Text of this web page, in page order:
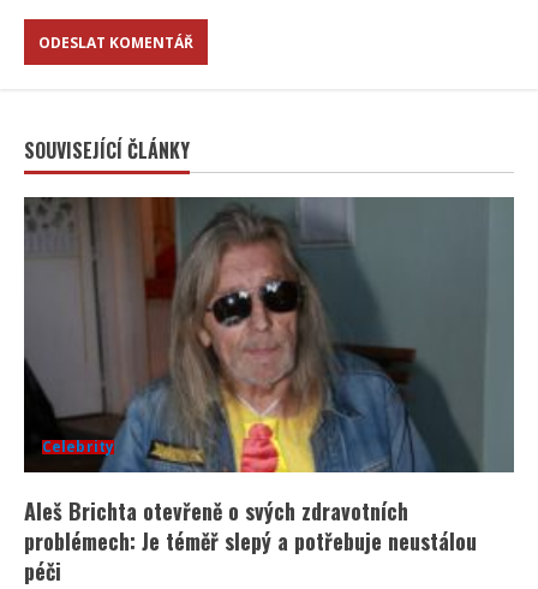
SOUVISEJÍCÍ ČLÁNKY
Celebrity
Aleš Brichta otevřeně o svých zdravotních
problémech: Je téměř slepý a potřebuje neustálou
péči